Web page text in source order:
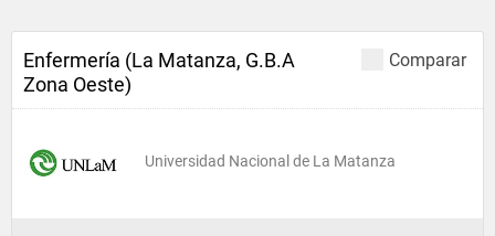
Comparar
Enfermería (La Matanza, G.B.A
Zona Oeste)
Universidad Nacional de La Matanza